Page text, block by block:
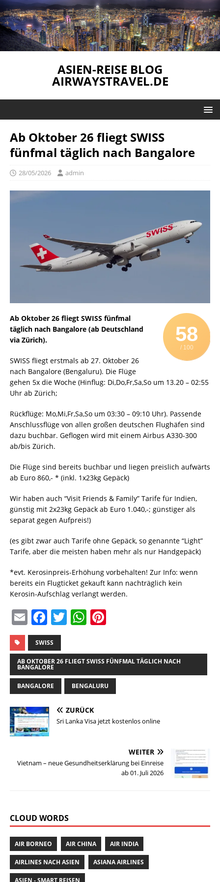
ASIEN-REISE BLOG
AIRWAYSTRAVEL.DE
Ab Oktober 26 fliegt SWISS
fünfmal täglich nach Bangalore
28/05/2026 admin
58
/ 100
Ab Oktober 26 fliegt SWISS fünfmal
täglich nach Bangalore (ab Deutschland
via Zürich).
SWISS fliegt erstmals ab 27. Oktober 26
nach Bangalore (Bengaluru). Die Flüge
gehen 5x die Woche (Hinflug: Di,Do,Fr,Sa,So um 13.20 – 02:55
Uhr ab Zürich;
Rückflüge: Mo,Mi,Fr,Sa,So um 03:30 – 09:10 Uhr). Passende
Anschlussflüge von allen großen deutschen Flughäfen sind
dazu buchbar. Geflogen wird mit einem Airbus A330-300
ab/bis Zürich.
Die Flüge sind bereits buchbar und liegen preislich aufwärts
ab Euro 860,- * (inkl. 1x23kg Gepäck)
Wir haben auch “Visit Friends & Family” Tarife für Indien,
günstig mit 2x23kg Gepäck ab Euro 1.040,-; günstiger als
separat gegen Aufpreis!)
(es gibt zwar auch Tarife ohne Gepäck, so genannte “Light”
Tarife, aber die meisten haben mehr als nur Handgepäck)
*evt. Kerosinpreis-Erhöhung vorbehalten! Zur Info: wenn
bereits ein Flugticket gekauft kann nachträglich kein
Kerosin-Aufschlag verlangt werden.
E
m
ai
l
F
a
c
e
b
o
o
k
T
it
te
r
W
at
s
A
p
p
te
re
st
SWISS
AB OKTOBER 26 FLIEGT SWISS FÜNFMAL TÄGLICH NACH
BANGALORE
BANGALORE BENGALURU
ZURÜCK
Sri Lanka Visa jetzt kostenlos online
WEITER
Vietnam – neue Gesundheitserklärung bei Einreise
ab 01. Juli 2026
CLOUD WORDS
AIR BORNEO AIR CHINA AIR INDIA
AIRLINES NACH ASIEN ASIANA AIRLINES
ASIEN - SMART REISEN